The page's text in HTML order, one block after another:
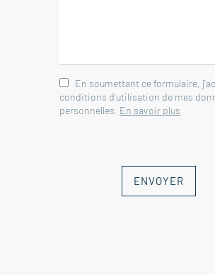
En soumettant ce formulaire,
conditions d'utilisation de mes
personnelles. En savoir plus
ENVOYER